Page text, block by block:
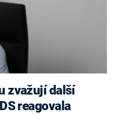
reagovala